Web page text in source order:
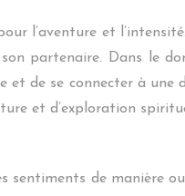
l’aventure et
partenaire. Dans le
et de se connecter à une
et d’exploration
sentiments de manière